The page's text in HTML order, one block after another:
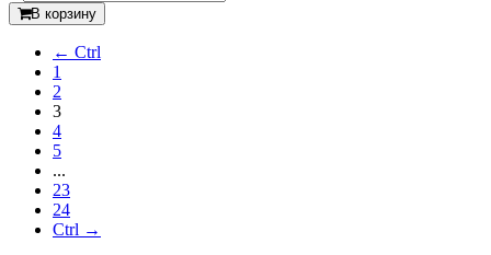
В корзину
← Ctrl
1
2
3
4
5
...
23
24
Ctrl →